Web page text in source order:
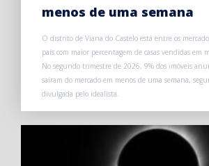
menos de uma semana
O distrito de Viana do Castelo está entre os
país com maior percentagem de casas vendidas em
No segundo trimestre de 2026, 9% dos imóveis
saíram do mercado em menos de uma semana,
divulgada pelo idealista.